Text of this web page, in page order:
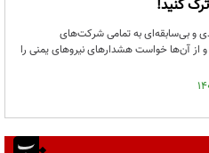
کنید!
و بی‌سابقه‌ای به تمامی شرکت‌های
از آن‌ها خواست هشدارهای نیروهای یمنی را